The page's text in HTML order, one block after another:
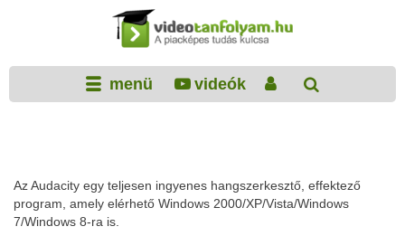
menü videók
Az Audacity egy teljesen ingyenes hangszerkesztő, effektező
program, amely elérhető Windows 2000/XP/Vista/Windows
7/Windows 8-ra is.